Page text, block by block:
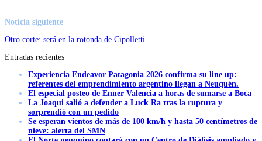
Noticia siguiente
Otro corte: será en la rotonda de Cipolletti
Entradas recientes
Experiencia Endeavor Patagonia 2026 confirma su line up:
referentes del emprendimiento argentino llegan a Neuquén.
El especial posteo de Enner Valencia a horas de sumarse a Boca
La Joaqui salió a defender a Luck Ra tras la ruptura y
sorprendió con un pedido
Se esperan vientos de más de 100 km/h y hasta 50 centímetros de
nieve: alerta del SMN